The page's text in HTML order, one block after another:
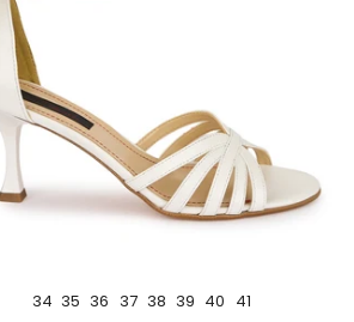
34 35 36 37 38 39 40 41